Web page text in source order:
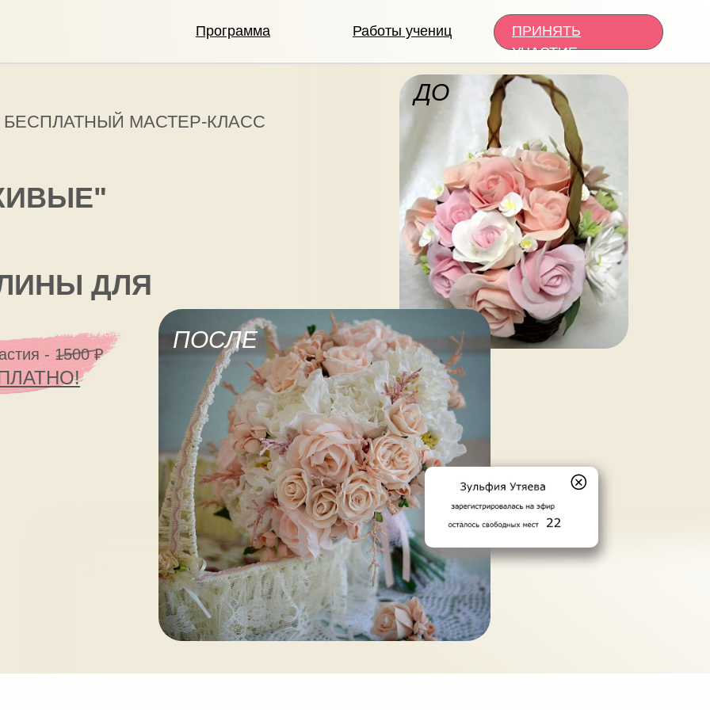
Программа Работы учениц
ПРИНЯТЬ
УЧАСТИЕ
БЕСПЛАТНЫЙ МАСТЕР-КЛАСС
ДЛЯ
- 1500 ₽
ДО
ПОСЛЕ